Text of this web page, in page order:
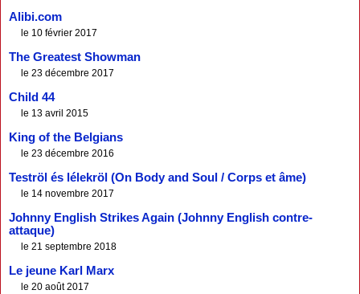
Alibi.com
le 10 février 2017
The Greatest Showman
le 23 décembre 2017
Child 44
le 13 avril 2015
King of the Belgians
le 23 décembre 2016
Teströl és lélekröl (On Body and Soul / Corps et âme)
le 14 novembre 2017
Johnny English Strikes Again (Johnny English contre-
attaque)
le 21 septembre 2018
Le jeune Karl Marx
le 20 août 2017